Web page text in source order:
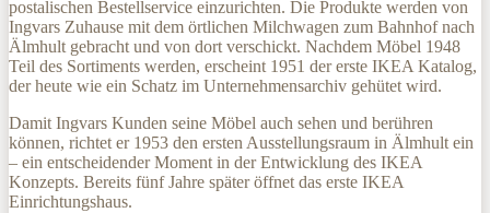
postalischen Bestellservice einzurichten. Die Produkte werden von
Ingvars Zuhause mit dem örtlichen Milchwagen zum Bahnhof nach
Älmhult gebracht und von dort verschickt. Nachdem Möbel 1948
Teil des Sortiments werden, erscheint 1951 der erste IKEA Katalog,
der heute wie ein Schatz im Unternehmensarchiv gehütet wird.
Damit Ingvars Kunden seine Möbel auch sehen und berühren
können, richtet er 1953 den ersten Ausstellungsraum in Älmhult ein
– ein entscheidender Moment in der Entwicklung des IKEA
Konzepts. Bereits fünf Jahre später öffnet das erste IKEA
Einrichtungshaus.